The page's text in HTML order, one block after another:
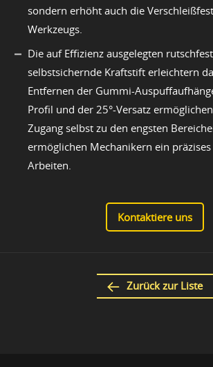
sondern erhöht auch die
Werkzeugs.
Die auf Effizienz ausgelegten
selbstsichernde Kraftstift erleichtern
Entfernen der Gummi-
Profil und der 25°-Versatz
Zugang selbst zu den engsten
ermöglichen Mechanikern ein
Arbeiten.
Kontaktiere uns
Zurück zur Liste